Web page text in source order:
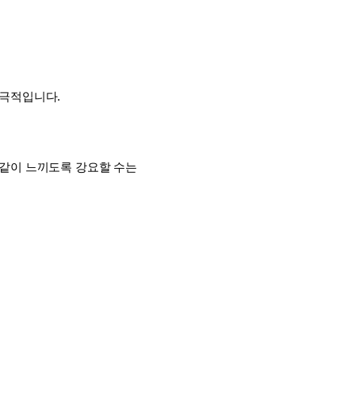
적입니다.
이 느끼도록 강요할 수는